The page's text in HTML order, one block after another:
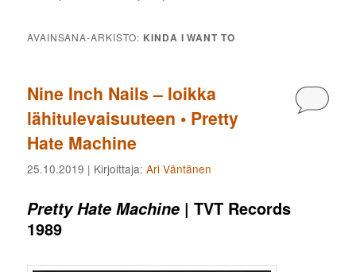
AVAINSANA-ARKISTO: KINDA I WANT TO
Nine Inch Nails – loikka
lähitulevaisuuteen • Pretty
Hate Machine
25.10.2019 | Kirjoittaja:Ari Väntänen
Pretty Hate Machine | TVT Records
1989